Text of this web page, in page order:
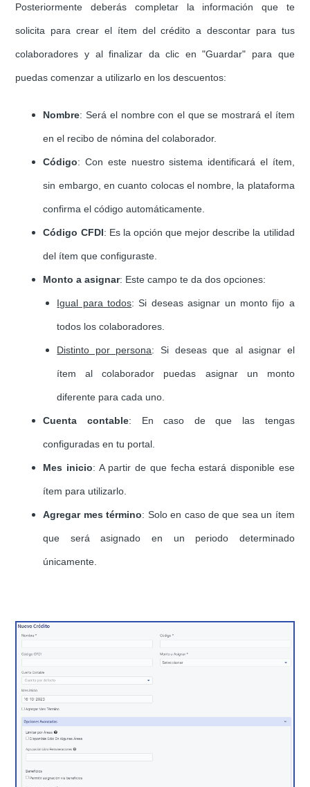
Posteriormente deberás completar la información que te
solicita para crear el ítem del crédito a descontar para tus
colaboradores y al finalizar da clic en "Guardar" para que
puedas comenzar a utilizarlo en los descuentos:
Nombre: Será el nombre con el que se mostrará el ítem
en el recibo de nómina del colaborador.
Código: Con este nuestro sistema identificará el ítem,
sin embargo, en cuanto colocas el nombre, la plataforma
confirma el código automáticamente.
Código CFDI: Es la opción que mejor describe la utilidad
del ítem que configuraste.
Monto a asignar: Este campo te da dos opciones:
Igual para todos: Si deseas asignar un monto fijo a
todos los colaboradores.
Distinto por persona: Si deseas que al asignar el
ítem al colaborador puedas asignar un monto
diferente para cada uno.
Cuenta contable: En caso de que las tengas
configuradas en tu portal.
Mes inicio: A partir de que fecha estará disponible ese
ítem para utilizarlo.
Agregar mes término: Solo en caso de que sea un ítem
que será asignado en un periodo determinado
únicamente.